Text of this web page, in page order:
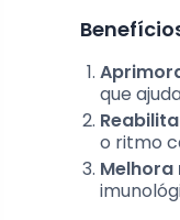
que
o ritmo
Melhora